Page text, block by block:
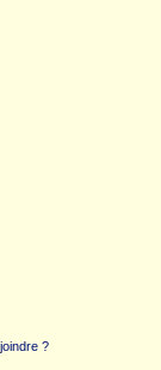
?